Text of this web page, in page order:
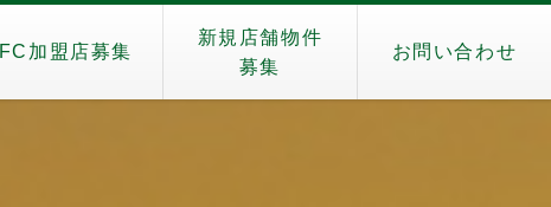
FC加盟店募集
新規店舗物件
募集
お問い合わせ